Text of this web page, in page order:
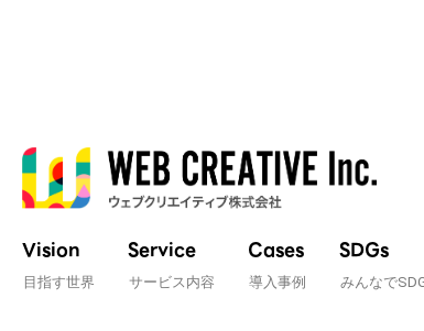
Vision
目指す世界
Service
サービス内容
Cases
導入事例
SDGs
みんなで